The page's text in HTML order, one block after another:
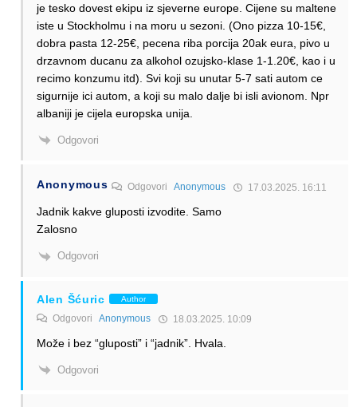
je tesko dovest ekipu iz sjeverne europe. Cijene su maltene
iste u Stockholmu i na moru u sezoni. (Ono pizza 10-15€,
dobra pasta 12-25€, pecena riba porcija 20ak eura, pivo u
drzavnom ducanu za alkohol ozujsko-klase 1-1.20€, kao i u
recimo konzumu itd). Svi koji su unutar 5-7 sati autom ce
sigurnije ici autom, a koji su malo dalje bi isli avionom. Npr
albaniji je cijela europska unija.
Odgovori
Anonymous OdgovoriAnonymous 17.03.2025. 16:11
Jadnik kakve gluposti izvodite. Samo
Zalosno
Odgovori
Alen Šćuric Author
Odgovori Anonymous 18.03.2025. 10:09
Može i bez “gluposti” i “jadnik”. Hvala.
Odgovori